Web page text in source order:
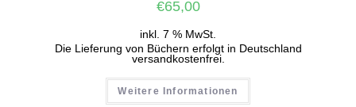
€65,00
inkl. 7 % MwSt.
Die Lieferung von Büchern erfolgt in Deutschland
versandkostenfrei.
Weitere Informationen